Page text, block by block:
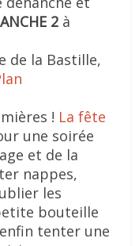
2 à
de la Bastille,
! La fête
une soirée
et de la
nappes,
les
bouteille
tenter une